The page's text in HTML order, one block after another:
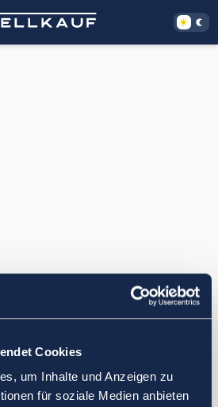
Cookies
um Inhalte und Anzeigen zu
für soziale Medien anbieten